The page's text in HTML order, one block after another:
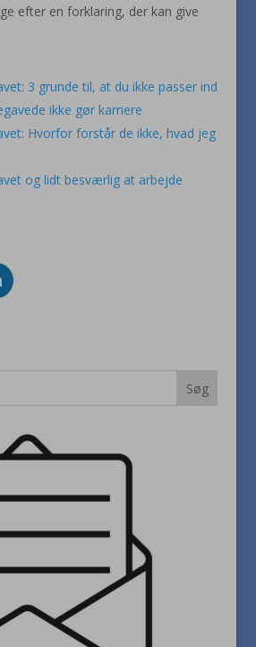
efter en forklaring, der kan give
3 grunde til, at du ikke passer ind
ikke gør karriere
Hvorfor forstår de ikke, hvad jeg
og lidt besværlig at arbejde